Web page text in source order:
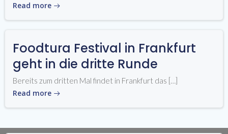
Read more
Foodtura Festival in Frankfurt
geht in die dritte Runde
Bereits zum dritten Mal findet in Frankfurt das […]
Read more